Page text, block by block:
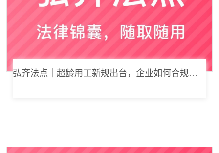
弘齐法点｜超龄用工新规出台，企业如何合规用工